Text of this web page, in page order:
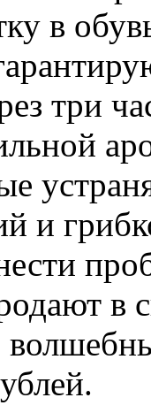
в
три
и
в